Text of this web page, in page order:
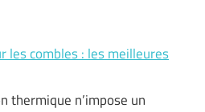
les combles : les meilleures
thermique n’impose un